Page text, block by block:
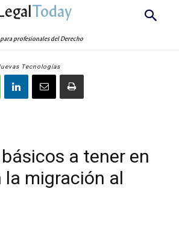
Today
profesionales del Derecho
Tecnologías
a tener en
la migración al